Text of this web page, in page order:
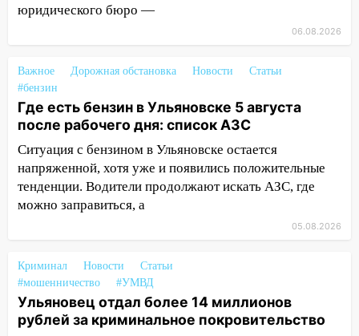
16:43 Дорожный сезон перевалил за
16:31
В Ульяновской области
капитально отремонтируют 101
многоквартирный дом
16:30 Прогноз погоды в Ульяновской
области на 5 августа
16:20 В Сурском районе сёла оказались
не защищены от лесных пожаров
16-м этаже в Ульяновске
16:10 Прокуратура потребовала
усилить борьбу со свалками в
Инзенском районе
юридического бюро —
06.08.2026
Важное Дорожная обстановка Новости
Статьи
#бензин
Где есть бензин в Ульяновске 5 августа
после рабочего дня: список АЗС
Ситуация с бензином в Ульяновске остается
напряженной, хотя уже и появились положительные
тенденции. Водители продолжают искать АЗС, где
можно заправиться, а
05.08.2026
Криминал Новости
Статьи
#мошенничество
#УМВД
Ульяновец отдал более 14 миллионов
рублей за криминальное покровительство